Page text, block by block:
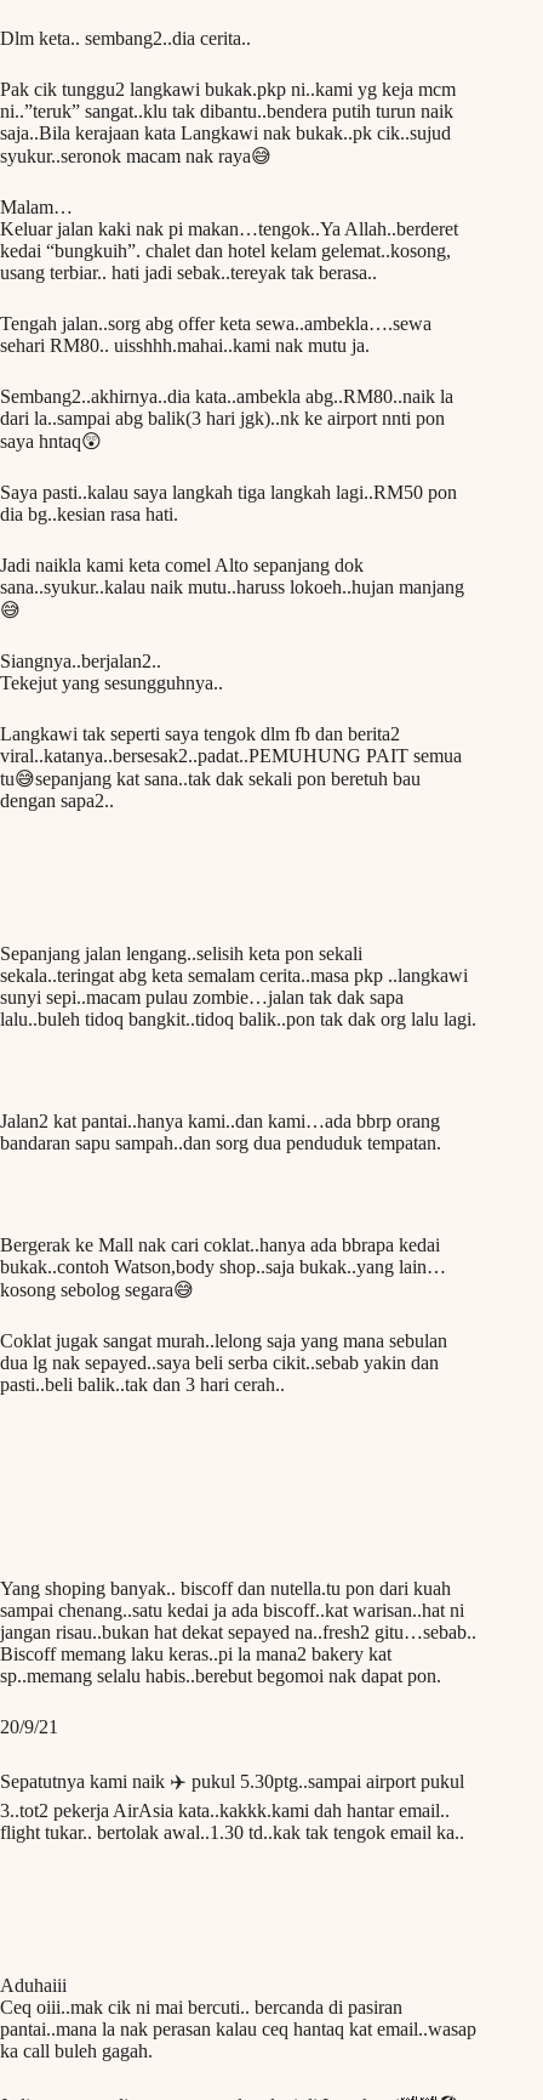
Dlm keta.. sembang2..dia cerita..
Pak cik tunggu2 langkawi bukak.pkp ni..kami yg keja mcm
ni..”teruk” sangat..klu tak dibantu..bendera putih turun naik
saja..Bila kerajaan kata Langkawi nak bukak..pk cik..sujud
syukur..seronok macam nak raya😅
Malam…
Keluar jalan kaki nak pi makan…tengok..Ya Allah..berderet
kedai “bungkuih”. chalet dan hotel kelam gelemat..kosong,
usang terbiar.. hati jadi sebak..tereyak tak berasa..
Tengah jalan..sorg abg offer keta sewa..ambekla….sewa
sehari RM80.. uisshhh.mahai..kami nak mutu ja.
Sembang2..akhirnya..dia kata..ambekla abg..RM80..naik la
dari la..sampai abg balik(3 hari jgk)..nk ke airport nnti pon
saya hntaq😲
Saya pasti..kalau saya langkah tiga langkah lagi..RM50 pon
dia bg..kesian rasa hati.
Jadi naikla kami keta comel Alto sepanjang dok
sana..syukur..kalau naik mutu..haruss lokoeh..hujan manjang
😅
Siangnya..berjalan2..
Tekejut yang sesungguhnya..
Langkawi tak seperti saya tengok dlm fb dan berita2
viral..katanya..bersesak2..padat..PEMUHUNG PAIT semua
tu😅sepanjang kat sana..tak dak sekali pon beretuh bau
dengan sapa2..
Sepanjang jalan lengang..selisih keta pon sekali
sekala..teringat abg keta semalam cerita..masa pkp ..langkawi
sunyi sepi..macam pulau zombie…jalan tak dak sapa
lalu..buleh tidoq bangkit..tidoq balik..pon tak dak org lalu lagi.
Jalan2 kat pantai..hanya kami..dan kami…ada bbrp orang
bandaran sapu sampah..dan sorg dua penduduk tempatan.
Bergerak ke Mall nak cari coklat..hanya ada bbrapa kedai
bukak..contoh Watson,body shop..saja bukak..yang lain…
kosong sebolog segara😅
Coklat jugak sangat murah..lelong saja yang mana sebulan
dua lg nak sepayed..saya beli serba cikit..sebab yakin dan
pasti..beli balik..tak dan 3 hari cerah..
Yang shoping banyak.. biscoff dan nutella.tu pon dari kuah
sampai chenang..satu kedai ja ada biscoff..kat warisan..hat ni
jangan risau..bukan hat dekat sepayed na..fresh2 gitu…sebab..
Biscoff memang laku keras..pi la mana2 bakery kat
sp..memang selalu habis..berebut begomoi nak dapat pon.
20/9/21
Sepatutnya kami naik ✈️ pukul 5.30ptg..sampai airport pukul
3..tot2 pekerja AirAsia kata..kakkk.kami dah hantar email..
flight tukar.. bertolak awal..1.30 td..kak tak tengok email ka..
Aduhaiii
Ceq oiii..mak cik ni mai bercuti.. bercanda di pasiran
pantai..mana la nak perasan kalau ceq hantaq kat email..wasap
ka call buleh gagah.